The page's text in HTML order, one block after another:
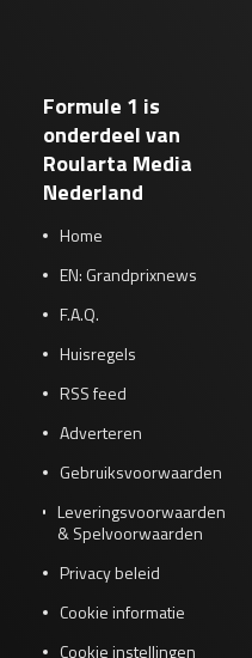
Formule 1 is
onderdeel van
Roularta Media
Nederland
Home
EN: Grandprixnews
F.A.Q.
Huisregels
RSS feed
Adverteren
Gebruiksvoorwaarden
Leveringsvoorwaarden
& Spelvoorwaarden
Privacy beleid
Cookie informatie
Cookie instellingen